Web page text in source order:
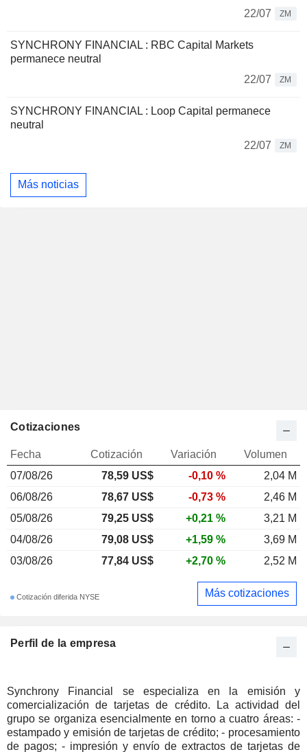
22/07
ZM
SYNCHRONY FINANCIAL : RBC Capital Markets
permanece neutral
22/07
ZM
SYNCHRONY FINANCIAL : Loop Capital permanece
neutral
22/07
ZM
Más noticias
Perfil de la empresa
Synchrony Financial se especializa en la emisión y
comercialización de tarjetas de crédito. La actividad del
grupo se organiza esencialmente en torno a cuatro áreas: -
estampado y emisión de tarjetas de crédito; - procesamiento
de pagos; - impresión y envío de extractos de tarjetas de
Cotizaciones
Fecha Cotización Variación
Volumen
07/08/26
78,59 US$ -0,10 %
2,04 M
06/08/26
78,67 US$ -0,73 %
2,46 M
05/08/26
79,25 US$ +0,21 %
3,21 M
04/08/26
79,08 US$ +1,59 %
3,69 M
03/08/26
77,84 US$ +2,70 % 2,52 M
Cotización diferida NYSE Más cotizaciones